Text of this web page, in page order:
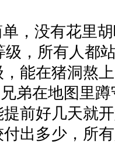
，没有花里
，所有人都
能在猪洞熬
弟在地图里
前好几天就
出多少，所